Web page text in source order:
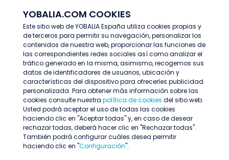
YOBALIA.COM COOKIES
Este sitio web de YOBALIA España utiliza cookies propias y
de terceros para permitir su navegación, personalizar los
contenidos de nuestra web, proporcionar las funciones de
las correspondientes redes sociales así como analizar el
tráfico generado en la misma, asimismo, recogemos sus
datos de identificadores de usuarios, ubicación y
características del dispositivo para ofrecerles publicidad
personalizada. Para obtener más información sobre las
cookies consulte nuestra política de cookies del sitio web.
Usted podrá aceptar el uso de todas las cookies
haciendo clic en "Aceptar todas" y, en caso de desear
rechazar todas, deberá hacer clic en "Rechazar todas".
También podrá configurar cuáles desea permitir
haciendo clic en "Configuración".
Últimas ofertas EVENTO 18 DE JULIO GIJÓN
EVENTO 18 DE JULIO GIJÓN